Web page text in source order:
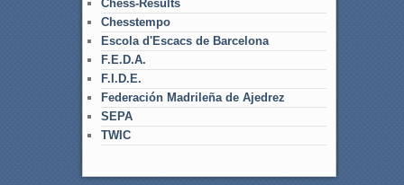
Chess-Results
Chesstempo
Escola d'Escacs de Barcelona
F.E.D.A.
F.I.D.E.
Federación Madrileña de Ajedrez
SEPA
TWIC